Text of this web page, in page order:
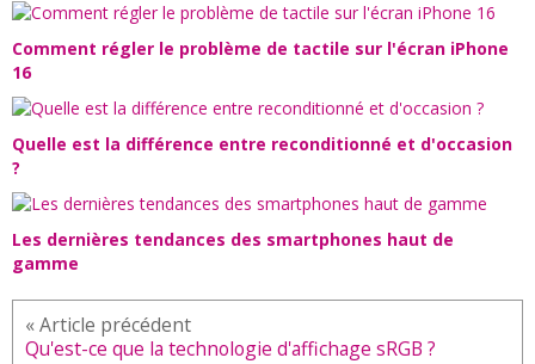
Comment régler le problème de tactile sur l'écran iPhone
16
Quelle est la différence entre reconditionné et d'occasion
?
Les dernières tendances des smartphones haut de
gamme
Qu'est-ce que la technologie d'affichage sRGB ?